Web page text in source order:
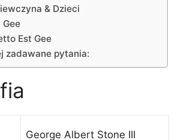
& Dzieci
Gee
Est Gee
zadawane pytania:
George Albert Stone III